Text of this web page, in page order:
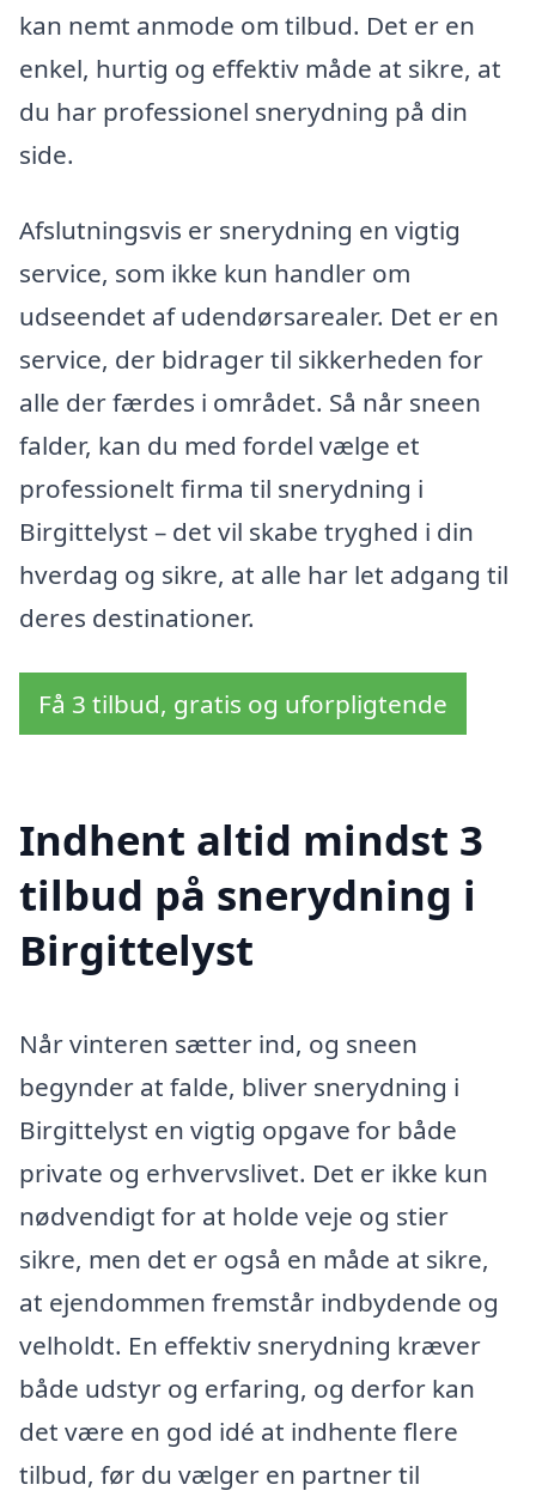
kan nemt anmode om tilbud. Det er en
enkel, hurtig og effektiv måde at sikre, at
du har professionel snerydning på din
side.
Afslutningsvis er snerydning en vigtig
service, som ikke kun handler om
udseendet af udendørsarealer. Det er en
service, der bidrager til sikkerheden for
alle der færdes i området. Så når sneen
falder, kan du med fordel vælge et
professionelt firma til snerydning i
Birgittelyst – det vil skabe tryghed i din
hverdag og sikre, at alle har let adgang til
deres destinationer.
Få 3 tilbud, gratis og uforpligtende
Indhent altid mindst 3
tilbud på snerydning i
Birgittelyst
Når vinteren sætter ind, og sneen
begynder at falde, bliver snerydning i
Birgittelyst en vigtig opgave for både
private og erhvervslivet. Det er ikke kun
nødvendigt for at holde veje og stier
sikre, men det er også en måde at sikre,
at ejendommen fremstår indbydende og
velholdt. En effektiv snerydning kræver
både udstyr og erfaring, og derfor kan
det være en god idé at indhente flere
tilbud, før du vælger en partner til